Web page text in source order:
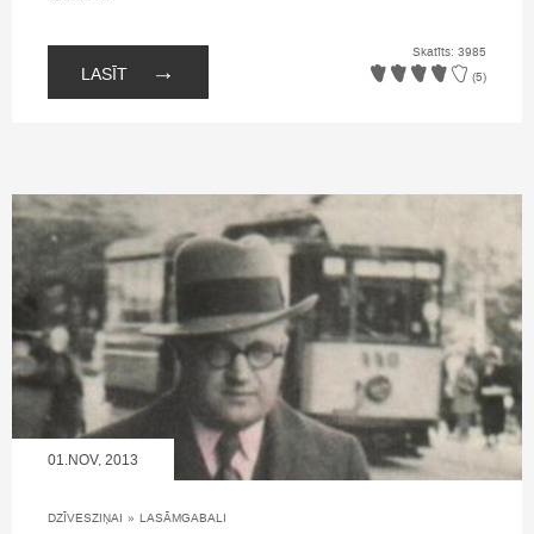
LASĪT →
Skatīts: 3985
(5)
01.NOV, 2013
DZĪVESZIŅAI » LASĀMGABALI